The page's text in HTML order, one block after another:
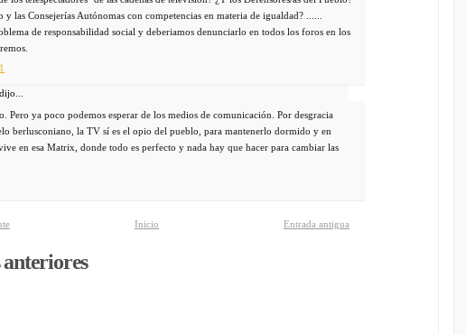
y las Consejerías Autónomas con competencias en materia de igualdad? ......
de responsabilidad social y deberiamos denunciarlo en todos los foros en los
dijo...
Pero ya poco podemos esperar de los medios de comunicación. Por desgracia
berlusconiano, la TV sí es el opio del pueblo, para mantenerlo dormido y en
en esa Matrix, donde todo es perfecto y nada hay que hacer para cambiar las
Entrada antigua
Inicio